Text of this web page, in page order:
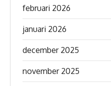
februari 2026
januari 2026
december 2025
november 2025